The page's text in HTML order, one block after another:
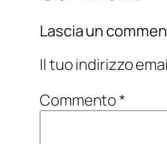
Lascia un
Il tuo indirizzo
Commento*